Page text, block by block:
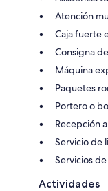
Atención
Caja fuerte
Consigna
Máquina
Paquetes
Portero o
Recepción
Servicio de
Servicios
Actividades